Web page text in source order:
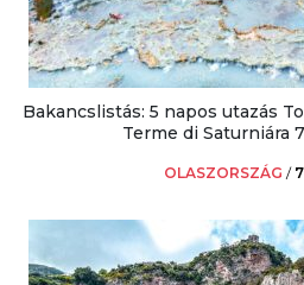
Bakancslistás: 5 napos utazás
Terme di Saturniára
OLASZORSZÁG /